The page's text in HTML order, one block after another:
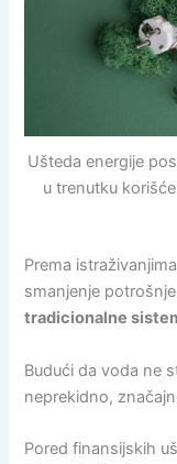
Ušteda energije
u trenutku
Prema
smanjenje
tradicionalne
Budući da voda ne
neprekidno,
Pored finansijskih